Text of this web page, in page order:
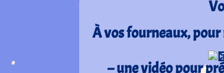
À vos fourneaux,
– une vidéo pour